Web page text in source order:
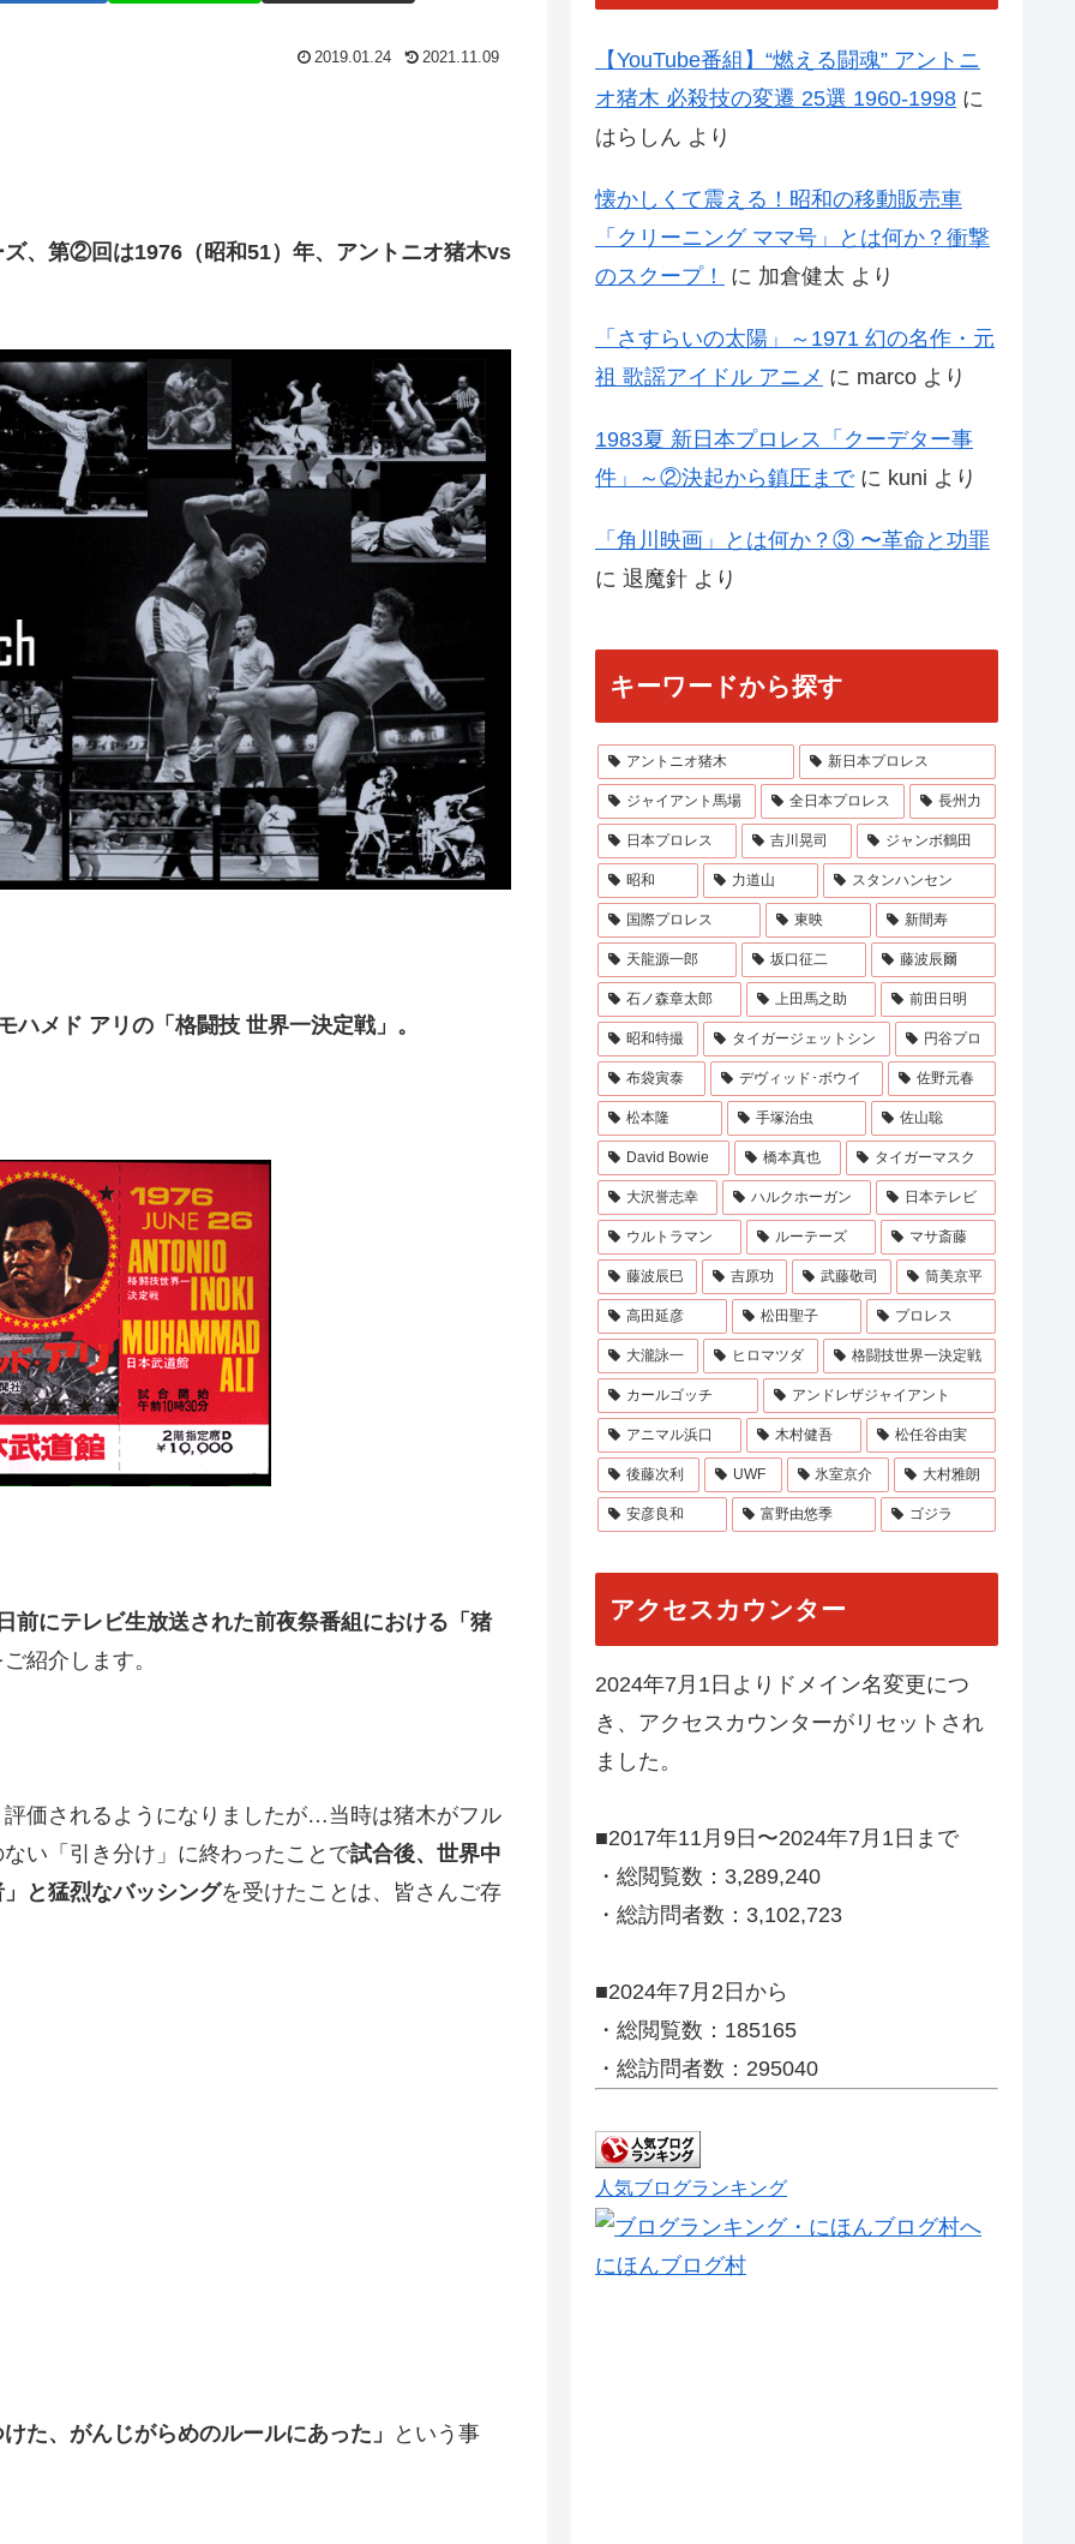
2019.01.24 2021.11.09
、第②回は1976（昭和51）年、アントニオ猪木vs
ハメド アリの「格闘技 世界一決定戦」。
前にテレビ生放送された前夜祭番組における「猪
紹介します。
評価されるようになりましたが…当時は猪木がフル
い「引き分け」に終わったことで試合後、世界中
と猛烈なバッシングを受けたことは、皆さんご存
た、がんじがらめのルールにあった」 という事
【YouTube番組】“燃える闘魂” アントニ
オ猪木 必殺技の変遷 25選 1960-1998 に
はらしん より
懐かしくて震える！昭和の移動販売車
「クリーニング ママ号」とは何か？衝撃
のスクープ！
に 加倉健太 より
「さすらいの太陽」～1971 幻の名作・元
祖 歌謡アイドル アニメ に marco より
1983夏 新日本プロレス「クーデター事
件」～②決起から鎮圧までに kuni より
「角川映画」とは何か？③ 〜革命と功罪
に 退魔針 より
キーワードから探す
アントニオ猪木 新日本プロレス
ジャイアント馬場 全日本プロレス 長州力
日本プロレス 吉川晃司 ジャンボ鶴田
昭和 力道山 スタンハンセン
国際プロレス 東映 新間寿
天龍源一郎 坂口征二 藤波辰爾
石ノ森章太郎 上田馬之助 前田日明
昭和特撮 タイガージェットシン 円谷プロ
布袋寅泰 デヴィッド･ボウイ 佐野元春
松本隆 手塚治虫 佐山聡
David Bowie 橋本真也 タイガーマスク
大沢誉志幸 ハルクホーガン 日本テレビ
ウルトラマン ルーテーズ マサ斎藤
藤波辰巳 吉原功 武藤敬司 筒美京平
高田延彦 松田聖子 プロレス
大瀧詠一 ヒロマツダ 格闘技世界一決定戦
カールゴッチ アンドレザジャイアント
アニマル浜口 木村健吾 松任谷由実
後藤次利 UWF 氷室京介 大村雅朗
安彦良和 富野由悠季 ゴジラ
アクセスカウンター
2024年7月1日よりドメイン名変更につ
き、アクセスカウンターがリセットされ
ました。
■2017年11月9日〜2024年7月1日まで
・総閲覧数：3,289,240
・総訪問者数：3,102,723
■2024年7月2日から
・総閲覧数：185165
・総訪問者数：295040
人気ブログランキング
にほんブログ村